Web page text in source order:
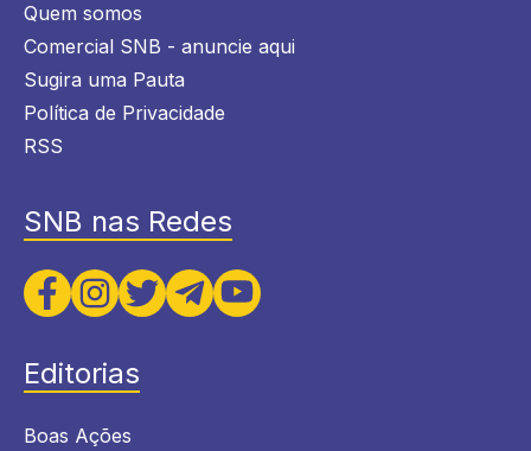
Quem somos
Comercial SNB - anuncie aqui
Sugira uma Pauta
Política de Privacidade
RSS
SNB nas Redes
Editorias
Boas Ações